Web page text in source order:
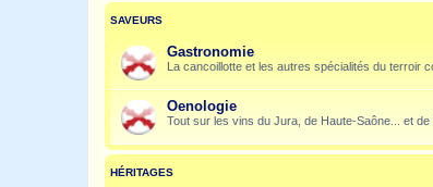
SAVEURS
Gastronomie
La cancoillotte et les autres spécialités du terroir
Oenologie
Tout sur les vins du Jura, de Haute-Saône... et
HÉRITAGES